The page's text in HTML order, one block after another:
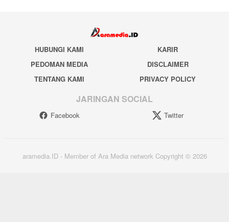
HUBUNGI KAMI
KARIR
PEDOMAN MEDIA
DISCLAIMER
TENTANG KAMI
PRIVACY POLICY
JARINGAN SOCIAL
Facebook Twitter
aramedia.ID - Member of Ara Media network Copyright © 2026